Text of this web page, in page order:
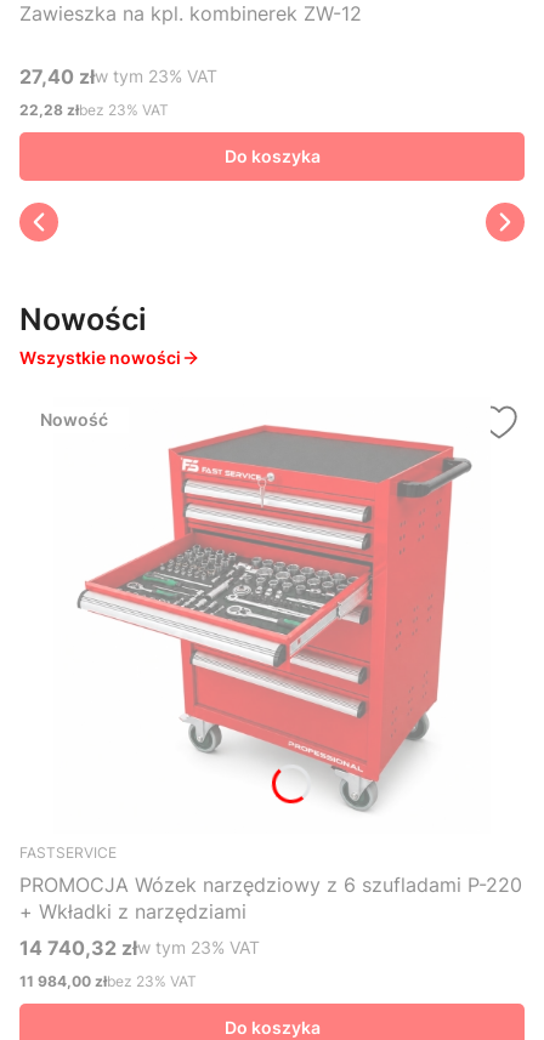
Zawieszka na kpl. kombinerek ZW-12
Cena brutto
27,40 złw tym %s VAT
w tym 23% VAT
Cena netto
22,28 złbez 23% VAT
Do koszyka
Nowości
Wszystkie nowości
Nowość
FASTSERVICE
PROMOCJA Wózek narzędziowy z 6 szufladami P-220
+ Wkładki z narzędziami
Cena brutto
14 740,32 złw tym %s VAT
w tym 23% VAT
Cena netto
11 984,00 złbez 23% VAT
Do koszyka